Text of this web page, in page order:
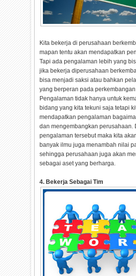
Kita bekerja di perusahaan
mapan tentu akan mendapatkan
Tapi ada pengalaman lebih yang
jika bekerja diperusahaan
bisa menjadi saksi atau bahkan
yang berperan pada
Pengalaman tidak hanya untuk
bidang yang kita tekuni saja tetapi
mendapatkan pengalaman
dan mengembangkan perusahaan.
pengalaman tersebut maka kita
banyak ilmu juga menambah nilai
sehingga perusahaan juga akan
sebagai aset yang berharga.
4. Bekerja Sebagai Tim